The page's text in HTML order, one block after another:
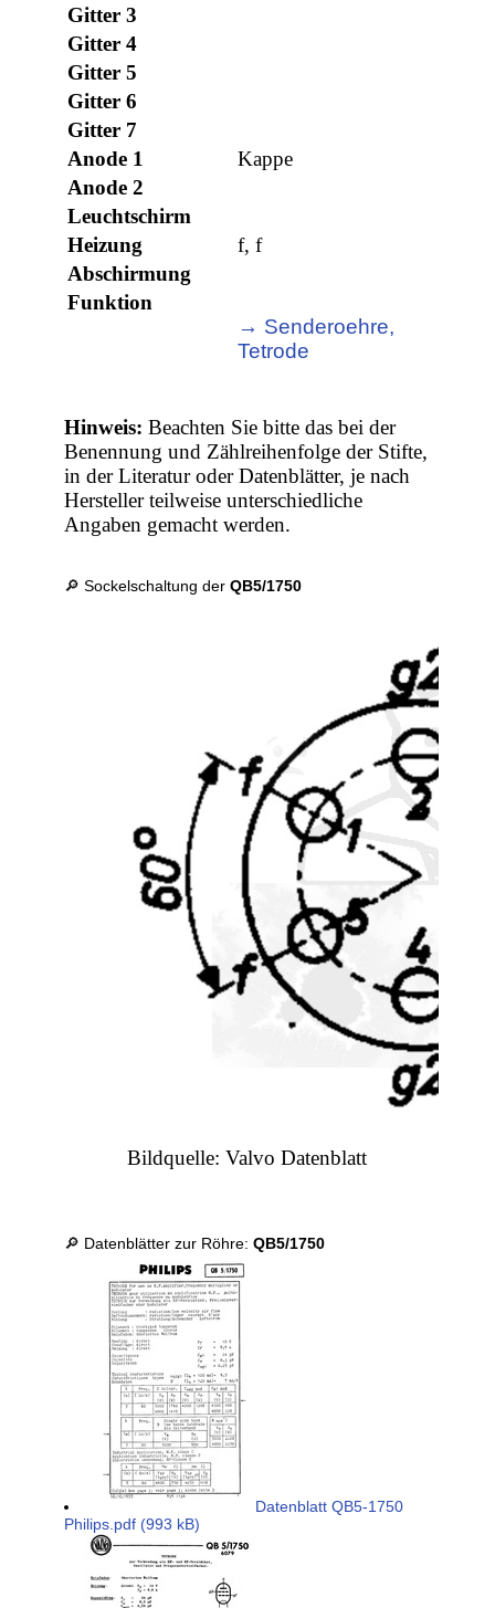
Gitter 3
Gitter 4
Gitter 5
Gitter 6
Gitter 7
Anode 1
Kappe
Anode 2
Leuchtschirm
Heizung
f, f
Abschirmung
Funktion
→ Senderoehre,
Tetrode
Hinweis: Beachten Sie bitte das bei der
Benennung und Zählreihenfolge der Stifte,
in der Literatur oder Datenblätter, je nach
Hersteller teilweise unterschiedliche
Angaben gemacht werden.
🔎 Sockelschaltung derQB5/1750
Bildquelle: Valvo Datenblatt
🔎 Datenblätter zur Röhre:QB5/1750
Datenblatt QB5-1750
Philips.pdf (993 kB)